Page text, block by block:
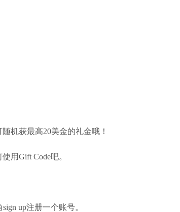
机获最高20美金的礼金哦！
用Gift Code吧。
up注册一个账号。